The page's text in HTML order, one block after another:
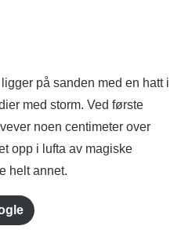
på sanden med en hatt i
med storm. Ved første
noen centimeter over
opp i lufta av magiske
helt annet.